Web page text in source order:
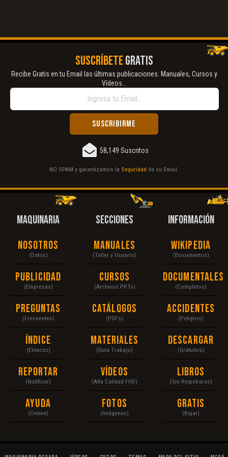
SUSCRÍBETEGRATIS
Recibe Gratis en tu Email las últimas publicaciones. Manuales, Cursos y
Vídeos...
58,149 Suscritos
NO SPAM y garantizamos la Seguridad de su Email.
MAQUINARIA
Nosotros
(Datos)
Publicidad
(Empresas)
Preguntas
(Frecuentes)
Índice
(Enlaces)
Reportar
(Notificar)
Ayuda
(Online)
SECCIONES
Manuales
(Taller y Usuario)
Cursos
(Archivos PPTs)
Catálogos
(PDFs)
Materiales
(Guía Trabajo)
Vídeos
(Alta Calidad FHD)
Fotos
(Imágenes)
INFORMACIÓN
Wikipedia
(Documentos)
Documentales
(Completos)
Accidentes
(Peligros)
Descargar
(Gratuitos)
Libros
(Sin Registrarse)
Gratis
(Bajar)